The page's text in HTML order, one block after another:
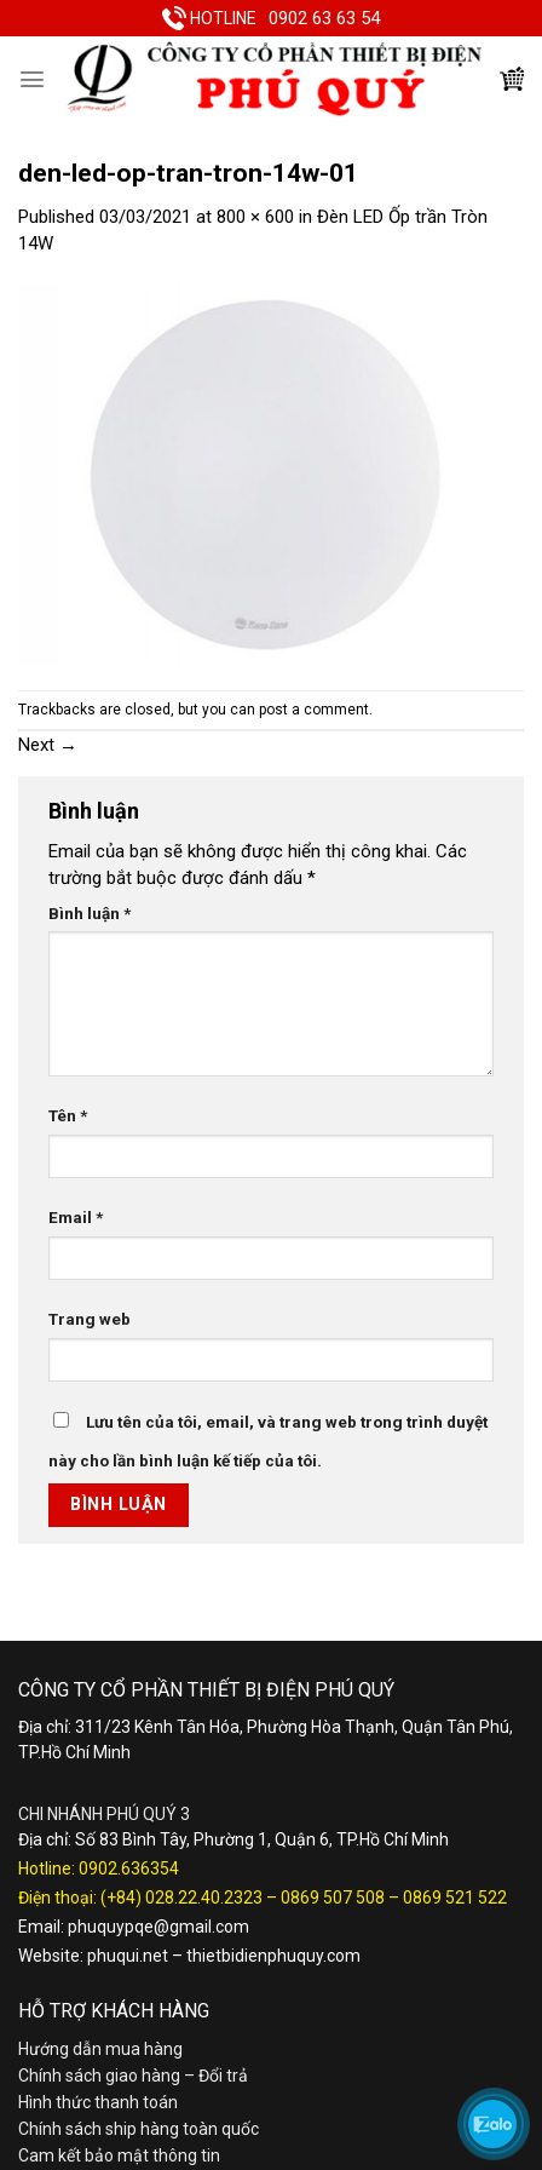
to
HOTLINE 0902 63 63 54
den-led-op-tran-tron-14w-01
Published 03/03/2021 at 800 × 600 in Đèn LED Ốp trần Tròn
14W
Trackbacks are closed, but you can post a comment.
Next →
Bình luận
Email của bạn sẽ không được hiển thị công khai. Các
trường bắt buộc được đánh dấu *
Bình luận *
Tên *
Email *
Trang web
Lưu tên của tôi, email, và trang web trong trình duyệt
này cho lần bình luận kế tiếp của tôi.
CÔNG TY CỔ PHẦN THIẾT BỊ ĐIỆN PHÚ QUÝ
Địa chỉ: 311/23 Kênh Tân Hóa, Phường Hòa Thạnh, Quận Tân Phú,
TP.Hồ Chí Minh
CHI NHÁNH PHÚ QUÝ 3
Địa chỉ: Số 83 Bình Tây, Phường 1, Quận 6, TP.Hồ Chí Minh
Hotline: 0902.636354
Điện thoại: (+84) 028.22.40.2323 – 0869 507 508 – 0869 521 522
Email: phuquypqe@gmail.com
Website: phuqui.net – thietbidienphuquy.com
HỖ TRỢ KHÁCH HÀNG
Hướng dẫn mua hàng
Chính sách giao hàng – Đổi trả
Hình thức thanh toán
Chính sách ship hàng toàn quốc
Cam kết bảo mật thông tin